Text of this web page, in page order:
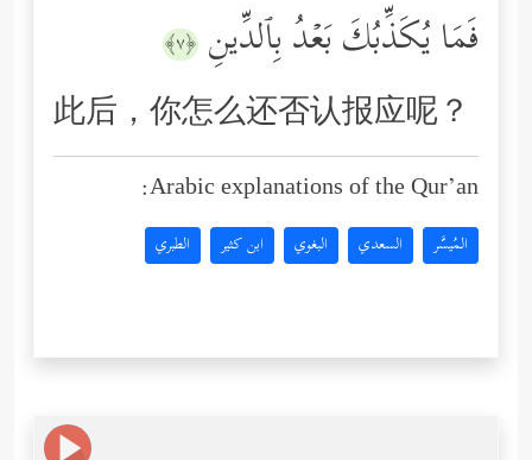
فَمَا یُكَذِّبُكَ بَعۡدُ بِٱلدِّینِ ﴿٧﴾
此后，你怎么还否认报应呢？
Arabic explanations of the Qur’an:
المُيسَّر السعدي البغوي ابن كثير الطبري